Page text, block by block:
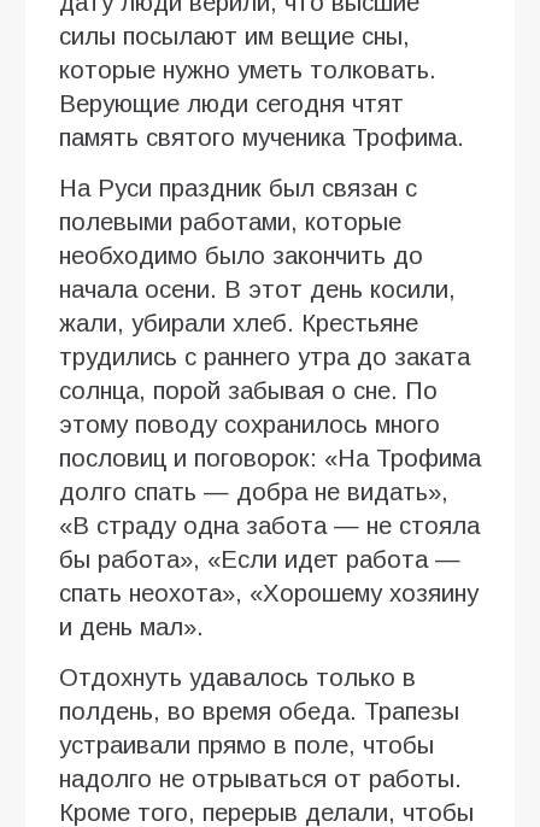
силы посылают им вещие сны,
которые нужно уметь толковать.
Верующие люди сегодня чтят
память святого мученика Трофима.
На Руси праздник был связан с
полевыми работами, которые
необходимо было закончить до
начала осени. В этот день косили,
жали, убирали хлеб. Крестьяне
трудились с раннего утра до заката
солнца, порой забывая о сне. По
этому поводу сохранилось много
пословиц и поговорок: «На Трофима
долго спать — добра не видать»,
«В страду одна забота — не стояла
бы работа», «Если идет работа —
спать неохота», «Хорошему хозяину
и день мал».
Отдохнуть удавалось только в
полдень, во время обеда. Трапезы
устраивали прямо в поле, чтобы
надолго не отрываться от работы.
Кроме того, перерыв делали, чтобы